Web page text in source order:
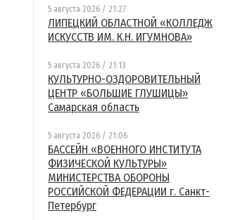
5 августа 2026 / 21:27
ЛИПЕЦКИЙ ОБЛАСТНОЙ «КОЛЛЕДЖ
ИСКУССТВ ИМ. К.Н. ИГУМНОВА»
5 августа 2026 / 21:13
КУЛЬТУРНО-ОЗДОРОВИТЕЛЬНЫЙ
ЦЕНТР «БОЛЬШИЕ ГЛУШИЦЫ»
Самарская область
5 августа 2026 / 21:06
БАССЕЙН «ВОЕННОГО ИНСТИТУТА
ФИЗИЧЕСКОЙ КУЛЬТУРЫ»
МИНИСТЕРСТВА ОБОРОНЫ
РОССИЙСКОЙ ФЕДЕРАЦИИ г. Санкт-
Петербург